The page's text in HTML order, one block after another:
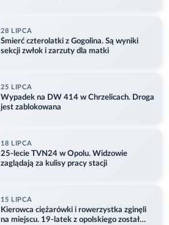
28 LIPCA
Śmierć czterolatki z Gogolina. Są wyniki
sekcji zwłok i zarzuty dla matki
25 LIPCA
Wypadek na DW 414 w Chrzelicach. Droga
jest zablokowana
18 LIPCA
25-lecie TVN24 w Opolu. Widzowie
zaglądają za kulisy pracy stacji
15 LIPCA
Kierowca ciężarówki i rowerzystka zginęli
na miejscu. 19-latek z opolskiego został